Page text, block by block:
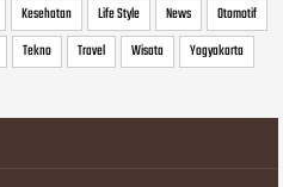
Kesehatan Life Style News
Otomotif
Tekno Travel Wisata Yogyakarta